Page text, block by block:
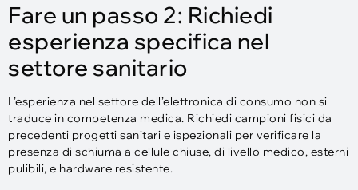
Fare un passo 2: Richiedi
esperienza specifica nel
settore sanitario
L’esperienza nel settore dell’elettronica di consumo non si
traduce in competenza medica. Richiedi campioni fisici da
precedenti progetti sanitari e ispezionali per verificare la
presenza di schiuma a cellule chiuse, di livello medico, esterni
pulibili, e hardware resistente.